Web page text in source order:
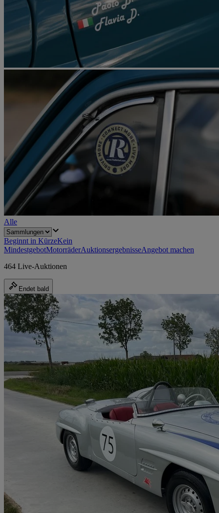
Alle
Beginnt in KürzeKein
MindestgebotMotorräderAuktionsergebnisseAngebot machen
464 Live-Auktionen
Endet bald